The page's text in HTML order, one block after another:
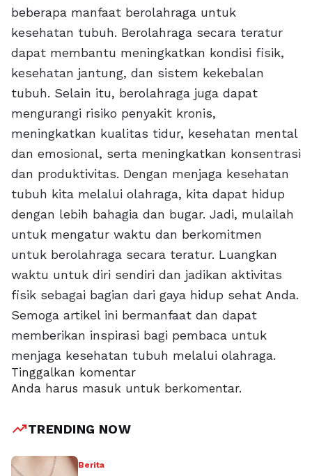
beberapa manfaat berolahraga untuk
kesehatan tubuh. Berolahraga secara teratur
dapat membantu meningkatkan kondisi fisik,
kesehatan jantung, dan sistem kekebalan
tubuh. Selain itu, berolahraga juga dapat
mengurangi risiko penyakit kronis,
meningkatkan kualitas tidur, kesehatan mental
dan emosional, serta meningkatkan konsentrasi
dan produktivitas. Dengan menjaga kesehatan
tubuh kita melalui olahraga, kita dapat hidup
dengan lebih bahagia dan bugar. Jadi, mulailah
untuk mengatur waktu dan berkomitmen
untuk berolahraga secara teratur. Luangkan
waktu untuk diri sendiri dan jadikan aktivitas
fisik sebagai bagian dari gaya hidup sehat Anda.
Semoga artikel ini bermanfaat dan dapat
memberikan inspirasi bagi pembaca untuk
menjaga kesehatan tubuh melalui olahraga.
Tinggalkan komentar
Anda harus masuk untuk berkomentar.
trending_upTRENDING NOW
Berita